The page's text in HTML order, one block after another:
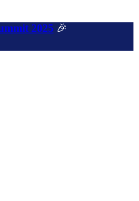
2025 🎉️